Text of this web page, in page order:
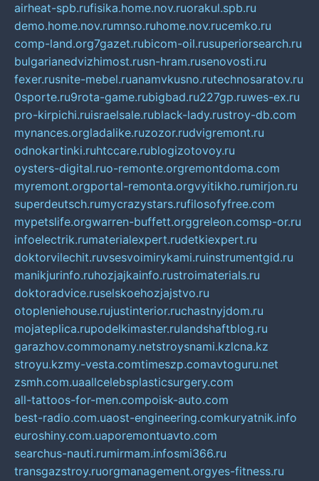
airheat-spb.rufisika.home.nov.ruorakul.spb.ru
demo.home.nov.rumnso.ruhome.nov.rucemko.ru
comp-land.org7gazet.rubicom-oil.rusuperiorsearch.ru
bulgarianedvizhimost.rusn-hram.rusenovosti.ru
fexer.rusnite-mebel.ruanamvkusno.rutechnosaratov.ru
0sporte.ru9rota-game.rubigbad.ru227gp.ruwes-ex.ru
pro-kirpichi.ruisraelsale.rublack-lady.rustroy-db.com
mynances.orgladalike.ruzozor.rudvigremont.ru
odnokartinki.ruhtccare.rublogizotovoy.ru
oysters-digital.ruo-remonte.orgremontdoma.com
myremont.orgportal-remonta.orgvyitikho.rumirjon.ru
superdeutsch.rumycrazystars.rufilosofyfree.com
mypetslife.orgwarren-buffett.orggreleon.comsp-or.ru
infoelectrik.rumaterialexpert.rudetkiexpert.ru
doktorvilechit.ruvsesvoimirykami.ruinstrumentgid.ru
manikjurinfo.ruhozjajkainfo.rustroimaterials.ru
doktoradvice.ruselskoehozjajstvo.ru
otopleniehouse.rujustinterior.ruchastnyjdom.ru
mojateplica.rupodelkimaster.rulandshaftblog.ru
garazhov.commonamy.netstroysnami.kzlcna.kz
stroyu.kzmy-vesta.comtimeszp.comavtoguru.net
zsmh.com.uaallcelebsplasticsurgery.com
all-tattoos-for-men.compoisk-auto.com
best-radio.com.uaost-engineering.comkuryatnik.info
euroshiny.com.uaporemontuavto.com
searchus-nauti.rumirmam.infosmi366.ru
transgazstroy.ruorgmanagement.orgyes-fitness.ru